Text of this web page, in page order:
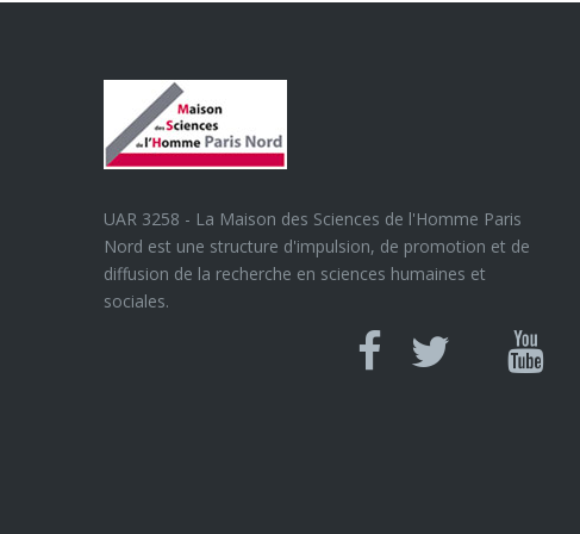
UAR 3258 - La Maison des Sciences de l'Homme Paris
Nord est une structure d'impulsion, de promotion et de
diffusion de la recherche en sciences humaines et
sociales.
Canal